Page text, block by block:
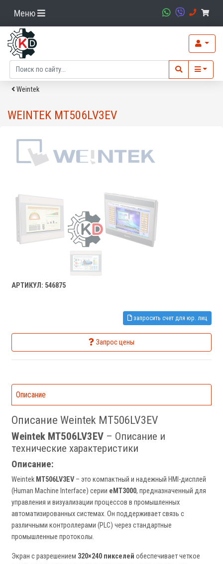
Меню
Weintek
WEINTEK MT506LV3EV
АРТИКУЛ: 546875
запросить счет для юр. лиц
Запрос цены
Описание
Описание Weintek MT506LV3EV
Weintek MT506LV3EV – Описание и
технические характеристики
Описание:
Weintek MT506LV3EV – это компактный и надежный HMI-дисплей
(Human Machine Interface) серии eMT3000, предназначенный для
управления и визуализации процессов в промышленных
автоматизированных системах. Он поддерживает связь с
различными контроллерами (PLC) через стандартные
промышленные протоколы.
Экран с разрешением 320×240 пикселей обеспечивает четкое